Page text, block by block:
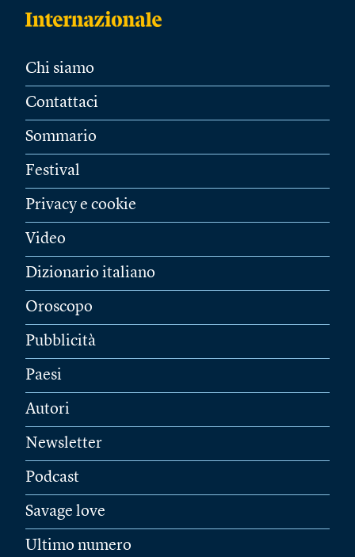
Chi siamo
Contattaci
Sommario
Festival
Privacy e cookie
Video
Dizionario italiano
Oroscopo
Pubblicità
Paesi
Autori
Newsletter
Podcast
Savage love
Ultimo numero